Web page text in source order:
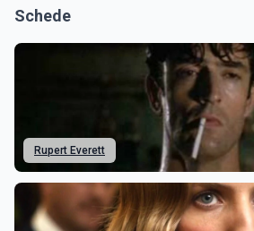
Schede
Rupert Everett